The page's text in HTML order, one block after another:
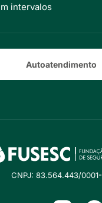
intervalos
Autoatendimento
CNPJ: 83.564.443/